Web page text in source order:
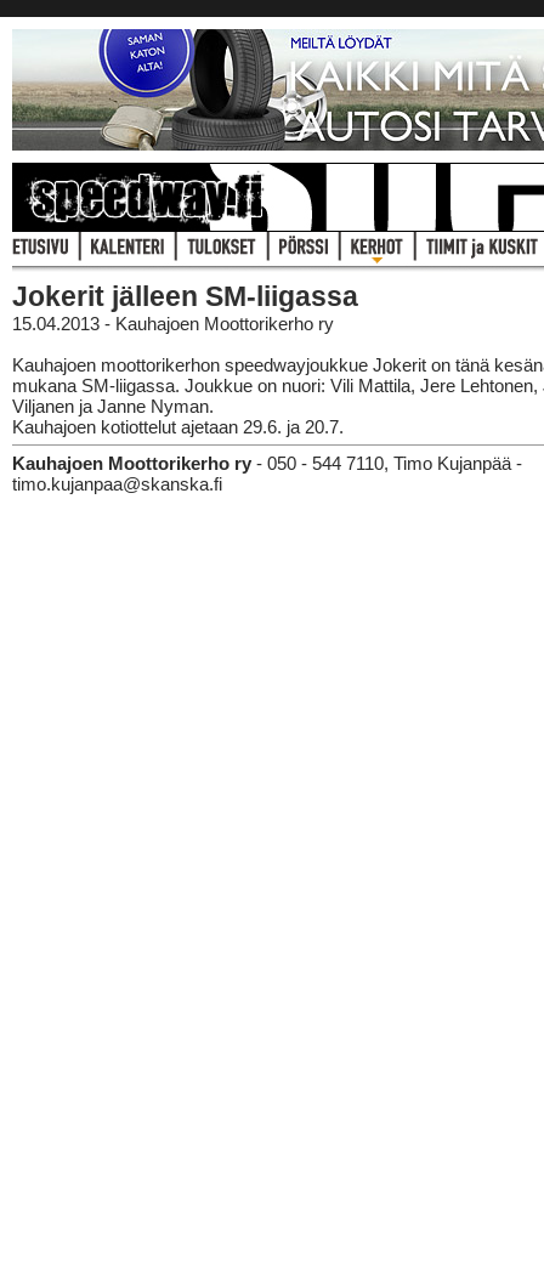
Jokerit jälleen SM-liigassa
15.04.2013 - Kauhajoen Moottorikerho ry
Kauhajoen moottorikerhon speedwayjoukkue Jokerit on tänä
mukana SM-liigassa. Joukkue on nuori: Vili Mattila, Jere Lehtonen,
Viljanen ja Janne Nyman.
Kauhajoen kotiottelut ajetaan 29.6. ja 20.7.
Kauhajoen Moottorikerho ry - 050 - 544 7110, Timo Kujanpää -
timo.kujanpaa@skanska.fi